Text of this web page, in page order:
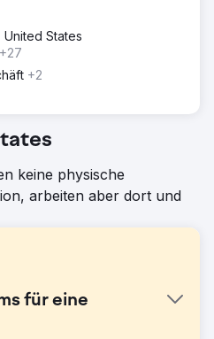
States
+27
+2
keine physische
arbeiten aber dort und
für eine